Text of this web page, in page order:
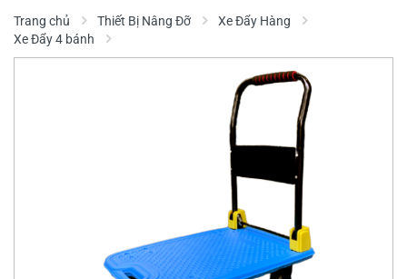
Trang chủ Thiết Bị Nâng Đỡ
Xe Đẩy Hàng
Xe Đẩy 4 bánh